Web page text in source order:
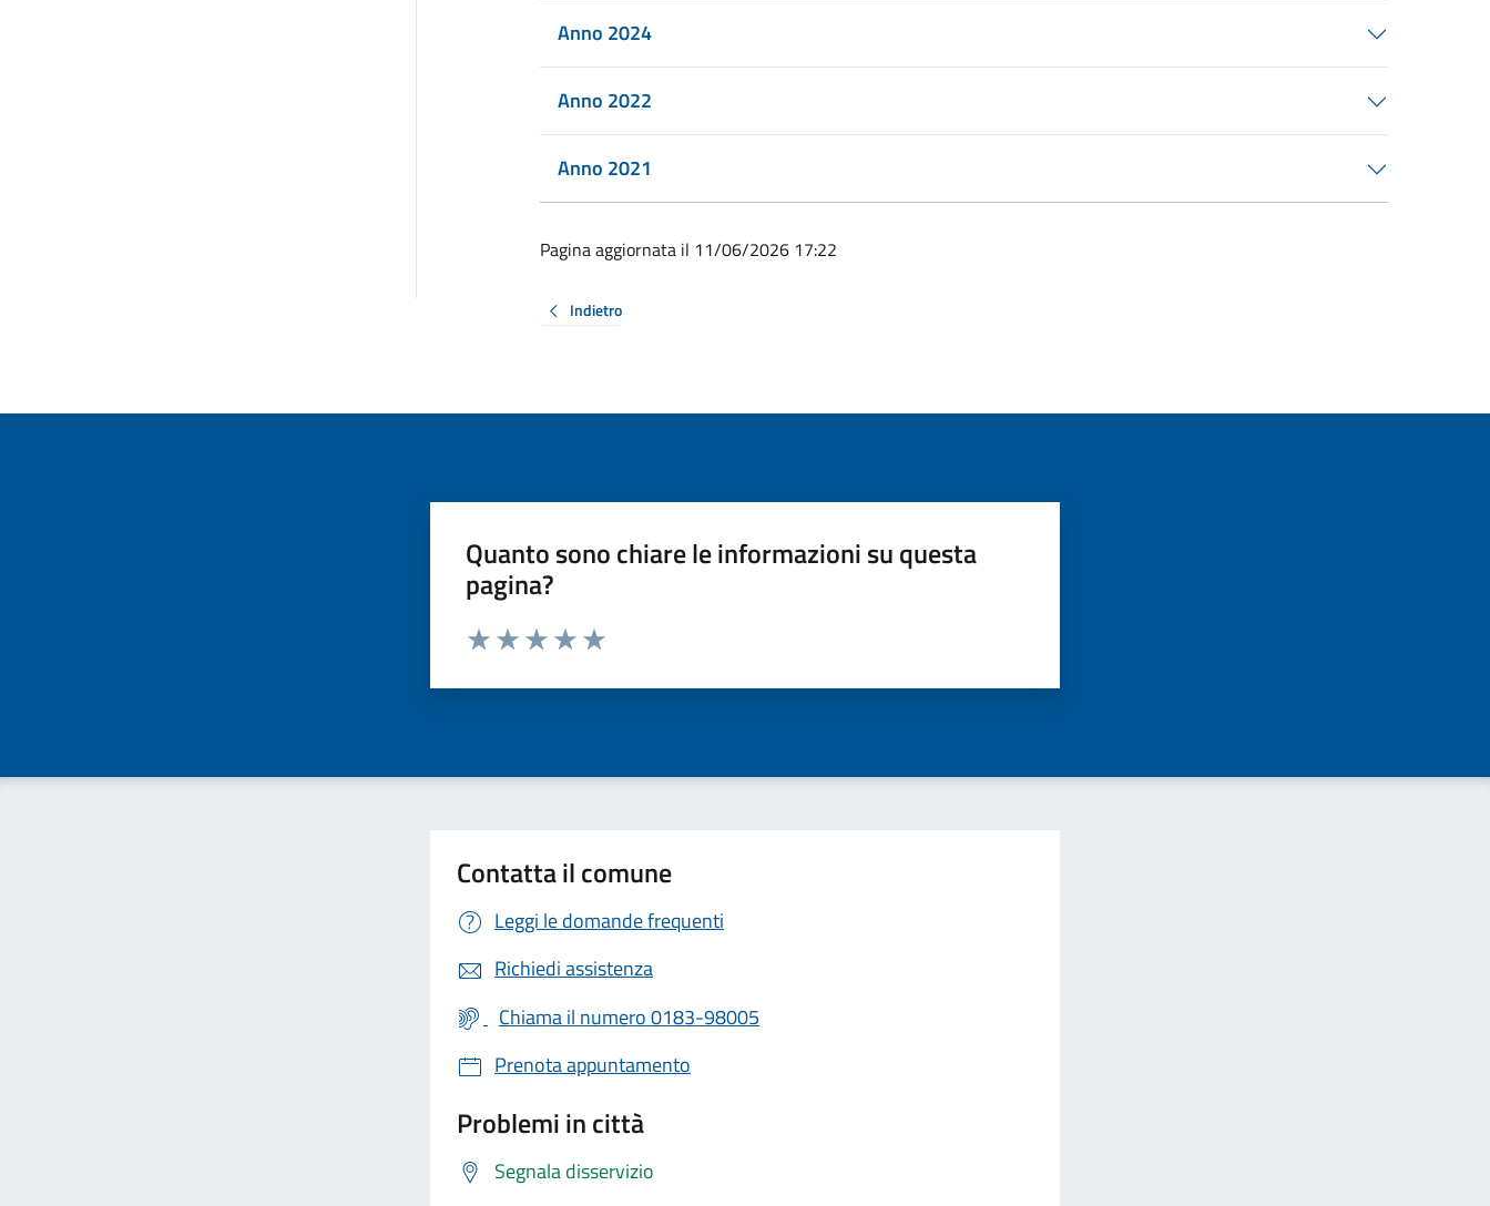
Anno 2024
Anno 2022
Anno 2021
Pagina aggiornata il 11/06/2026 17:22
Indietro
Quanto sono chiare le informazioni su questa
pagina?
Valuta da 1 a 5 stelle la pagina
Contatta il comune
Leggi le domande frequenti
Richiedi assistenza
Chiama il numero 0183-98005
Prenota appuntamento
Problemi in città
Segnala disservizio